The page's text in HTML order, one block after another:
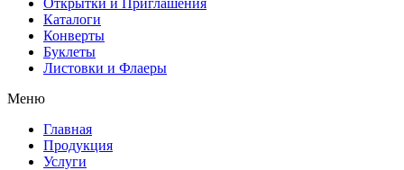
Открытки и Приглашения
Каталоги
Конверты
Буклеты
Листовки и Флаеры
Меню
Главная
Продукция
Услуги